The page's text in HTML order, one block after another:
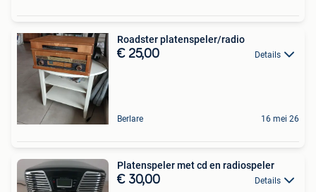
Roadster platenspeler/radio
€ 25,00 Details
Berlare 16 mei 26
Platenspeler met cd en radiospeler
€ 30,00 Details